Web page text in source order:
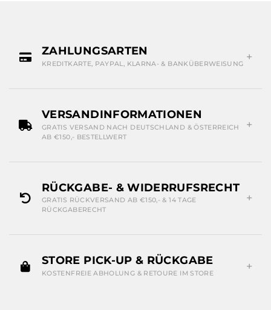
ZAHLUNGSARTEN
KREDITKARTE, PAYPAL, KLARNA- & BANKÜBERWEISUNG
VERSANDINFORMATIONEN
GRATIS VERSAND NACH DEUTSCHLAND & ÖSTERREICH
AB €150,- BESTELLWERT
RÜCKGABE- & WIDERRUFSRECHT
GRATIS RÜCKVERSAND AB €150,- & 14 TAGE
RÜCKGABERECHT
STORE PICK-UP & RÜCKGABE
KOSTENFREIE ABHOLUNG & RETOURE IM STORE